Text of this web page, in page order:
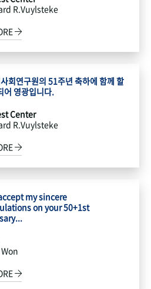
R.Vuylsteke
회연구원의 51주년 축하에 함께 할
어 영광입니다.
Center
R.Vuylsteke
my sincere
on your 50+1st